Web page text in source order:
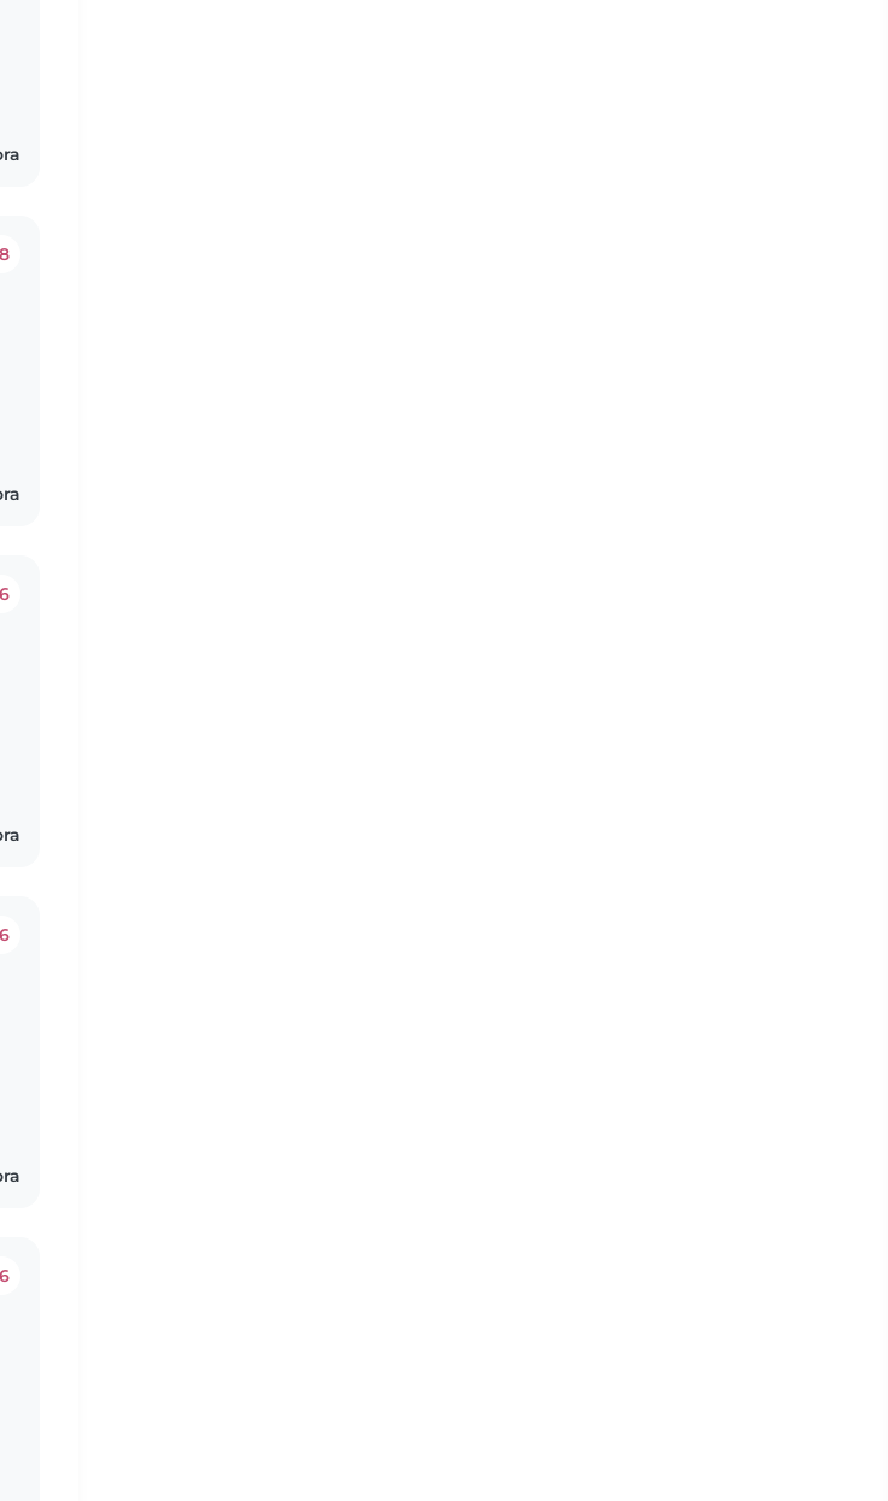
6
6
6